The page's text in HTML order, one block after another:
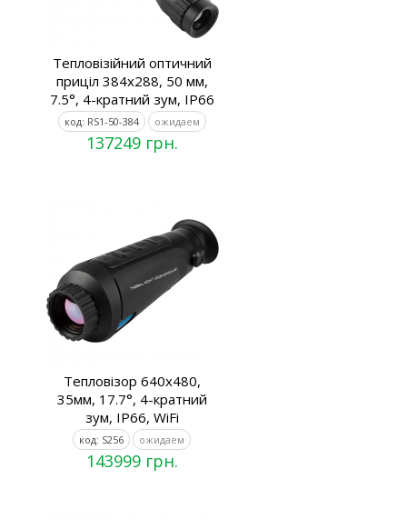
Тепловізійний оптичний
приціл 384x288, 50 мм,
7.5°, 4-кратний зум, IP66
код: RS1-50-384 ожидаем
137249 грн.
Тепловізор 640x480,
35мм, 17.7°, 4-кратний
зум, IP66, WiFi
код: S256 ожидаем
143999 грн.